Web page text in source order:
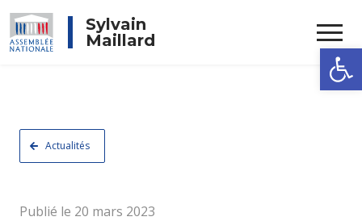
Ouvrir
Sylvain
Maillard
Actualités
Publié le 20 mars 2023